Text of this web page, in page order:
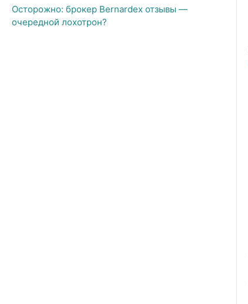
Осторожно: брокер Bernardex отзывы —
очередной лохотрон?